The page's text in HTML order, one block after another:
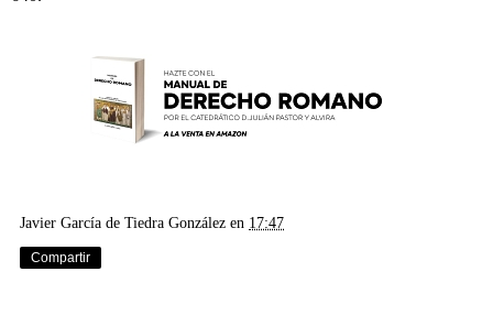
Javier García de Tiedra González en 17:47
Compartir